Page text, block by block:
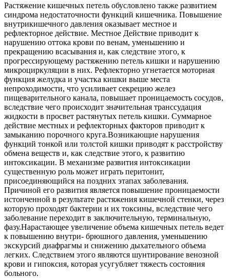
Растяжение кишечных петель обусловлено также развитием
синдрома недостаточности функций кишечника. Повышение
внутрикишечного давления оказывает местное и
рефлекторное действие. Местное Действие приводит к
нарушению оттока крови по венам, уменьшению и
прекращению всасывания и, как следствие этого, к
прогрессирующему растяжению петель кишки и нарушению
микроциркуляции в них. Рефлекторно угнетается моторная
функция желудка и участка кишки выше места
непроходимости, что усиливает секрецию желез
пищеварительного канала, повышает проницаемость сосудов,
вследствие чего происходит значительная транссудация
жидкости в просвет растянутых петель кишки. Суммарное
действие местных и рефлекторных факторов приводит к
замыканию порочного круга.Возникающие нарушения
функций тонкой или толстой кишки приводят к расстройству
обмена веществ и, как следствие этого, к развитию
интоксикации. В механизме развития интоксикации
существенную роль может играть перитонит,
присоединяющийся на поздних этапах заболевания.
Причиной его развития является повышение проницаемости
истонченной в результате растяжения кишечной стенки, через
которую проходят бактерии и их токсины, вследствие чего
заболевание переходит в заключительную, терминальную,
фазу.Нарастающее увеличение объема кишечных петель ведет
к повышению внутри- брюшного давления, уменьшению
экскурсий диафрагмы и снижению дыхательного объема
легких. Следствием этого являются шунтирование венозной
крови и гипоксия, которая усугубляет тяжесть состояния
больного.